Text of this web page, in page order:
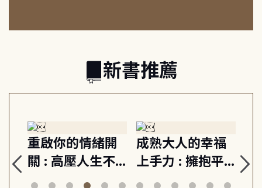
新書推薦
重啟你的情緒開
關 : 高壓人生不
爆炸指南, 5分鐘
成熟大人的幸福
上手力 : 擁抱平
凡中的每個燦爛
球